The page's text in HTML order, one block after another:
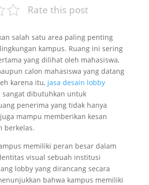
Rate this post
salah satu area paling penting
kampus. Ruang ini sering
yang dilihat oleh mahasiswa,
calon mahasiswa yang datang
karena itu, jasa desain lobby
sangat dibutuhkan untuk
penerima yang tidak hanya
mampu memberikan kesan
berkelas.
memiliki peran besar dalam
visual sebuah institusi
lobby yang dirancang secara
bahwa kampus memiliki